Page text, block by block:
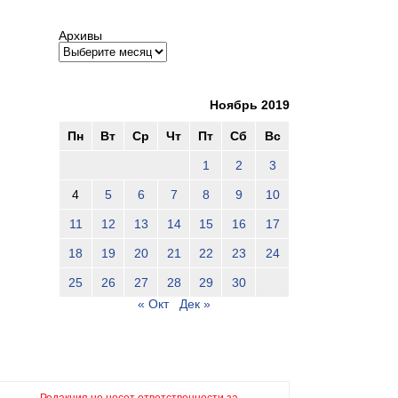
Архивы
Ноябрь 2019
Пн Вт Ср Чт Пт Сб Вс
1 2 3
4 5 6 7 8 9 10
11 12 13 14 15 16 17
18 19 20 21 22 23 24
25 26 27 28 29
30
« Окт
Дек »